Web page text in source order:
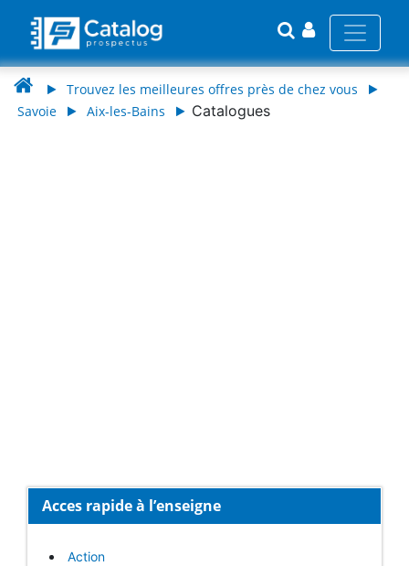
Trouvez les meilleures offres près de chez vous
Savoie
Aix-les-Bains Catalogues
Acces rapide à l’enseigne
Action